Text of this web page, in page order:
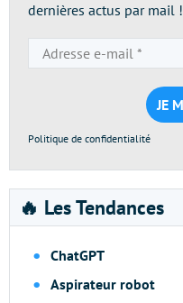
dernières actus par mail !
Politique de confidentialité
🔥 Les Tendances
ChatGPT
Aspirateur robot